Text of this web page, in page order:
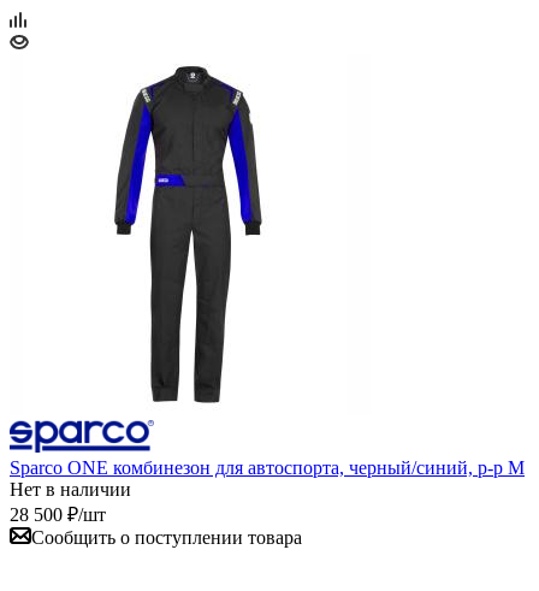
Sparco ONE комбинезон для автоспорта, черный/синий, р-р M
Нет в наличии
28 500 ₽/шт
Сообщить о поступлении товара